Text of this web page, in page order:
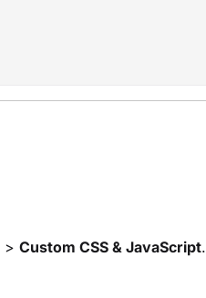
> Custom CSS & JavaScript.